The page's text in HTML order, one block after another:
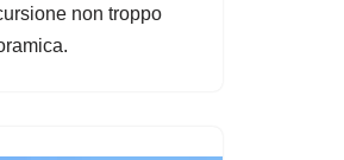
non troppo